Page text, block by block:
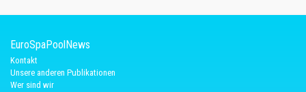
EuroSpaPoolNews
Kontakt
Unsere anderen Publikationen
Wer sind wir